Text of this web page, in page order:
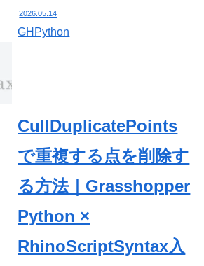
2026.05.14
GHPython
CullDuplicatePoints
で重複する点を削除す
る方法｜Grasshopper
Python ×
RhinoScriptSyntax入